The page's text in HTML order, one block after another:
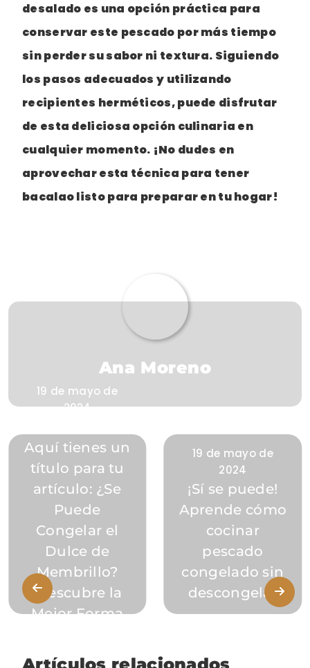
desalado es una opción práctica para
conservar este pescado por más tiempo
sin perder su sabor ni textura. Siguiendo
los pasos adecuados y utilizando
recipientes herméticos, puede disfrutar
de esta deliciosa opción culinaria en
cualquier momento. ¡No dudes en
aprovechar esta técnica para tener
bacalao listo para preparar en tu hogar!
Ana Moreno
19 de mayo de
2024
Aquí tienes un
título para tu
artículo: ¿Se
Puede
Congelar el
Dulce de
Membrillo?
¡Descubre la
Mejor Forma
Conservarlo!
19 de mayo de
2024
¡Sí se puede!
Aprende cómo
cocinar
pescado
congelado sin
descongelar